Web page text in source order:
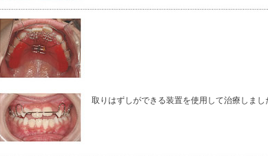
取りはずしができる装置を使用して治療しまし